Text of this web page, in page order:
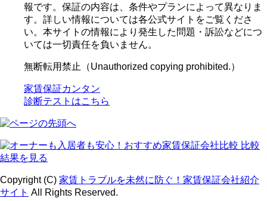
報です。保証の内容は、条件やプランによって異なりま
す。詳しい情報については各公式サイトをご覧くださ
い。本サイトの情報により発生した問題・訴訟などにつ
いては一切責任を負いません。
無断転用禁止（Unauthorized copying prohibited.）
家賃保証カンタン
診断テストはこちら
Copyright (C) 家賃トラブルを未然に防ぐ！家賃保証会社紹介
サイト All Rights Reserved.